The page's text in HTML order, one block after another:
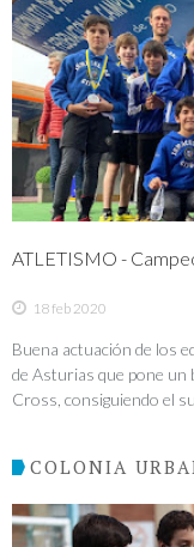
ATLETISMO -
18 feb 2020
Buena actuación de los
de Asturias que pone un
Cross, consiguiendo el
COLONIA